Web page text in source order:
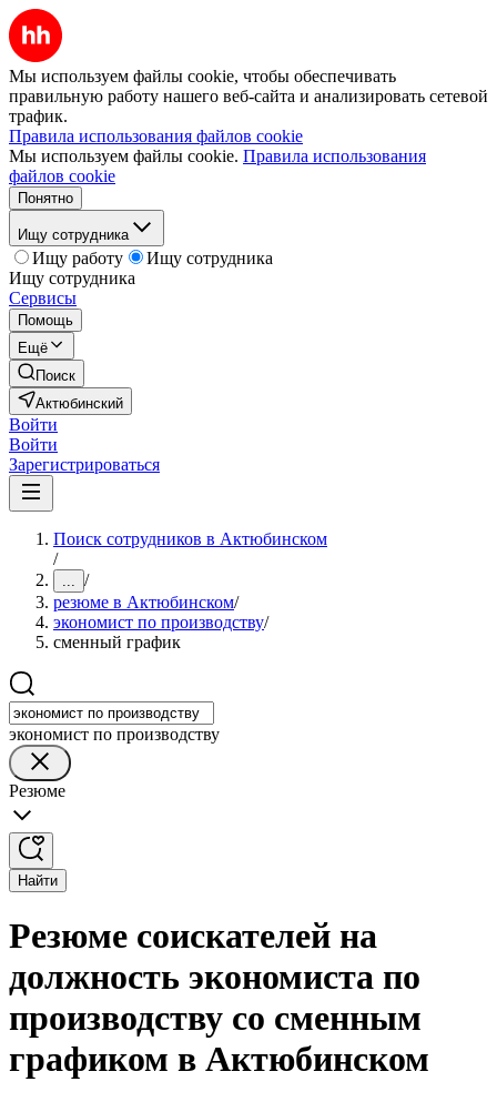
Мы используем файлы cookie, чтобы обеспечивать
правильную работу нашего веб-сайта и анализировать сетевой
трафик.
Правила использования файлов cookie
Мы используем файлы cookie. Правила использования
файлов cookie
Понятно
Ищу сотрудника
Ищу работу
Ищу сотрудника
Ищу сотрудника
Сервисы
Помощь
Ещё
Поиск
Актюбинский
Войти
Войти
Зарегистрироваться
Поиск сотрудников в Актюбинском
/
... /
резюме в Актюбинском/
экономист по производству/
сменный график
экономист по производству
Резюме
Найти
Резюме соискателей на
должность экономиста по
производству со сменным
графиком в Актюбинском